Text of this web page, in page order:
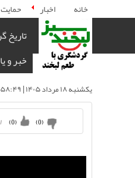
خانه اخبار حمایت
تاریخ
خبر و
يكشنبه ۱۸ مرداد ۱۴۰۵ | ۱۱:۵۸:۴۹
(
0
) (
0
)